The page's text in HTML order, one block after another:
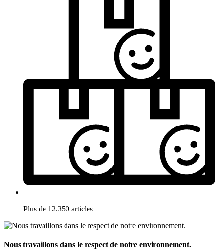
Plus de 12.350 articles
Nous travaillons dans le respect de notre environnement.